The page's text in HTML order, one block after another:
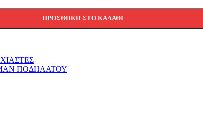
ΠΡΟΣΘΉΚΗ ΣΤΟ ΚΑΛΆΘΙ
ΠΟΔΗΛΑΤΟΥ